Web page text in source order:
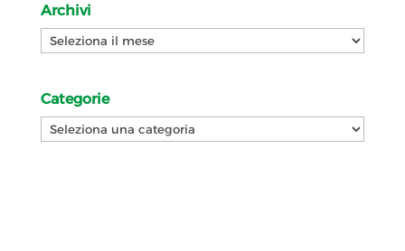
Archivi
Archivi
Categorie
Categorie